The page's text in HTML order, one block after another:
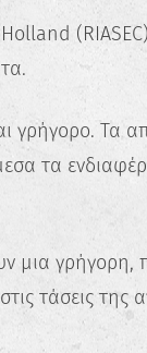
(RIASEC)
γρήγορο. Τα
τα
μια γρήγορη,
τάσεις της